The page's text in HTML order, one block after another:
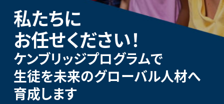
私たちに
お任せください！
ケンブリッジプログラムで
生徒を未来のグローバル人材へ
育成します